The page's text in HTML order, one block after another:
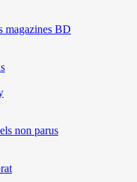
magazines BD
non parus